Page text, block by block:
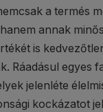
a termés
annak
is
Ráadásul egyes
jelenléte
kockázatot